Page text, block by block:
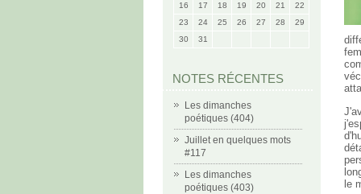
16 17 18 19 20 21
22
23
24 25 26 27 28
29
30
31
NOTES RÉCENTES
Les dimanches
poétiques (404)
Juillet en quelques mots
#117
Les dimanches
poétiques (403)
le